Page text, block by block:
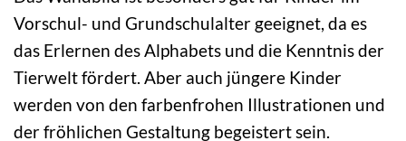
Vorschul- und Grundschulalter geeignet, da es
das Erlernen des Alphabets und die Kenntnis der
Tierwelt fördert. Aber auch jüngere Kinder
werden von den farbenfrohen Illustrationen und
der fröhlichen Gestaltung begeistert sein.